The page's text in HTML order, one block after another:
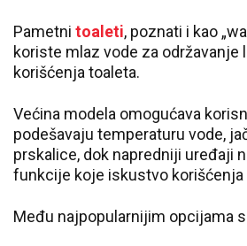
Pametni toaleti, poznati i kao
koriste mlaz vode za održavanje
korišćenja toaleta.
Većina modela omogućava
podešavaju temperaturu vode,
prskalice, dok napredniji uređaji
funkcije koje iskustvo korišćenja
Među najpopularnijim opcijama